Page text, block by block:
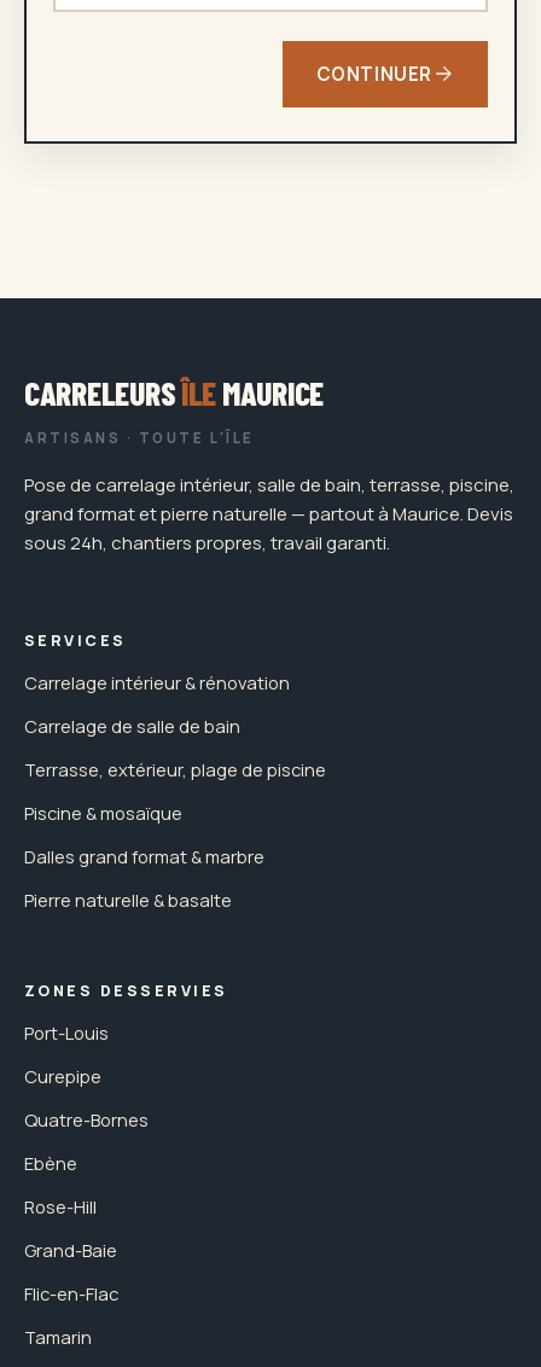
CONTINUER
CARRELEURSÎLEMAURICE
ARTISANS · TOUTE L'ÎLE
Pose de carrelage intérieur, salle de bain, terrasse, piscine,
grand format et pierre naturelle — partout à Maurice. Devis
sous 24h, chantiers propres, travail garanti.
SERVICES
Carrelage intérieur & rénovation
Carrelage de salle de bain
Terrasse, extérieur, plage de piscine
Piscine & mosaïque
Dalles grand format & marbre
Pierre naturelle & basalte
ZONES DESSERVIES
Port-Louis
Curepipe
Quatre-Bornes
Ebène
Rose-Hill
Grand-Baie
Flic-en-Flac
Tamarin